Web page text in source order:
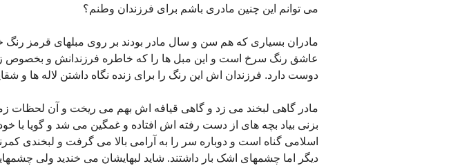
می توانم این چنین مادری باشم برای فرزندان وطنم؟
مادران بسیاری که هم سن و سال مادر بودند بر روی مبلهای قرمز رنگ
عاشق رنگ سرخ است و این مبل ها را که خاطره فرزندانش و بخصوص
دوست دارد. فرزندان اش این رنگ را برای زنده نگاه داشتن لاله ها و
مادر گاهی لبخند می زد و گاهی قیافه اش بهم می ریخت و آن لحظات
بزنی بیاد بچه های از دست رفته اش افتاده و غمگین می شد و گویا با
اسلامی گناه است و دوباره سر را به آرامی بالا می گرفت و لبخندی
دیگر اما چشمهای اشک بار داشتند. شاید لبهایشان می خندید ولی